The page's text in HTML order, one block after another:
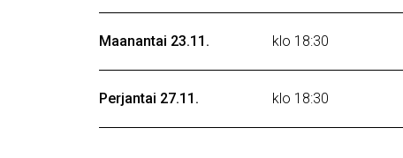
Maanantai 23.11. klo 18:30
Perjantai 27.11. klo 18:30